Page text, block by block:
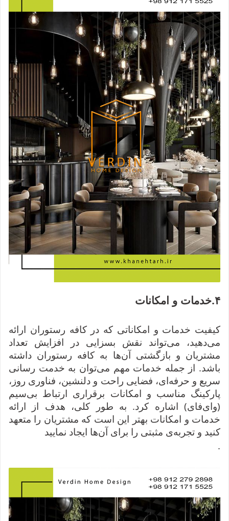
۴.خدمات و امکانات
کیفیت خدمات و امکاناتی که در کافه رستوران ارائه
می‌دهید، می‌تواند نقش بسزایی در افزایش تعداد
مشتریان و بازگشتی آن‌ها به کافه رستوران داشته
باشد. از جمله خدمات مهم می‌توان به خدمت رسانی
سریع و حرفه‌ای، فضایی راحت و دلنشین، فناوری روز،
پارکینگ مناسب و امکانات برقراری ارتباط بی‌سیم
(وای‌فای) اشاره کرد. به طور کلی، هدف از ارائه
خدمات و امکانات بهتر این است که مشتریان را متعهد
کنید و تجربه‌ی مثبتی را برای آن‌ها ایجاد نمایید
.